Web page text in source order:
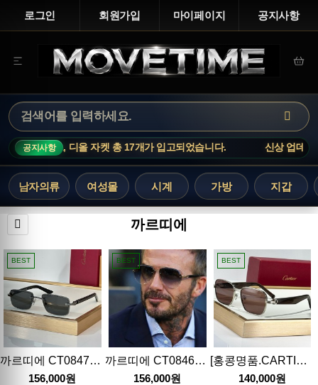
로그인 회원가입 마이페이지 공지사항
공지사항
셔츠, 디올 자켓 총 17개가 입고되었습니다. 신상 업데이트 :
남자의류 여성몰 시계 가방 지갑
까르띠에
BEST
까르띠에 CT0847S 연예인 여자 남자 안경 선글라스 26SS
156,000원
BEST
까르띠에 CT0846SS 연예인 여자 남자 안경 선글라스 26SS
156,000원
BEST
[홍콩명품.CARTIER] 까르띠에 25SS 로고 연예인 여자 남자 안경 선글라스 (7컬러), SG749, MILAN, 홍콩명품쇼핑몰,무브타임,사이트,쇼핑몰,해외직구,구매대행
140,000원